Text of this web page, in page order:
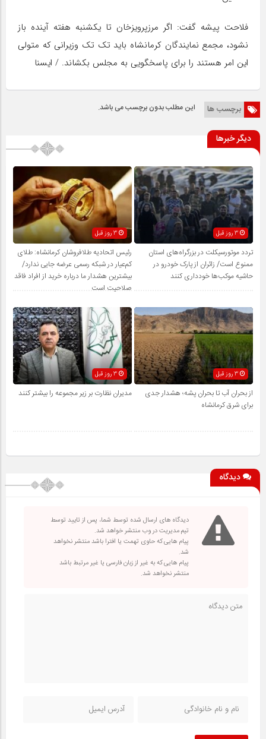
فلاحت پیشه گفت: اگر مرزپرویزخان تا یکشنبه هفته آینده باز
نشود، مجمع نمایندگان کرمانشاه باید تک تک وزیرانی که متولی
این امر هستند را برای پاسخگویی به مجلس بکشاند. / ایسنا
برچسب ها این مطلب بدون برچسب می باشد.
دیگر خبرها
3 روز قبل
تردد موتورسیکلت در بزرگراه‌های استان
ممنوع است/ زائران از پارک خودرو در
حاشیه موکب‌ها خودداری کنند
رئیس اتحادیه طلافروشان کرمانشاه: طلای
کم‌عیار در شبکه رسمی عرضه جایی ندارد/
بیشترین هشدار ما درباره خرید از افراد فاقد
صلاحیت است
3 روز قبل
از بحران آب تا بحران پشه؛ هشدار جدی
برای شرق کرمانشاه
مدیران نظارت بر زیر مجموعه را بیشتر کنند
دیدگاه
دیدگاه های ارسال شده توسط شما، پس از تایید توسط
تیم مدیریت در وب منتشر خواهد شد.
پیام هایی که حاوی تهمت یا افترا باشد منتشر نخواهد
شد.
پیام هایی که به غیر از زبان فارسی یا غیر مرتبط باشد
منتشر نخواهد شد.